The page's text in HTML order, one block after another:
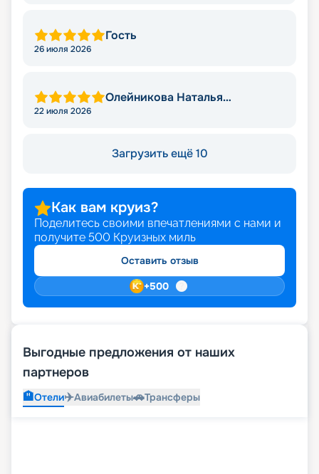
Гость
26 июля 2026
Олейникова Наталья
22 июля 2026
Загрузить ещё 10
Как вам круиз?
Поделитесь своими впечатлениями с нами и
получите 500 Круизных миль
Оставить отзыв
+500
Выгодные предложения от наших
партнеров
🏨Отели✈️Авиабилеты🚗Трансферы